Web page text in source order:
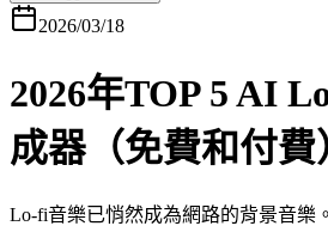
2026/03/18
2026年TOP 5 AI
成器（免費和付費
Lo-fi音樂已悄然成為網路的背景音樂